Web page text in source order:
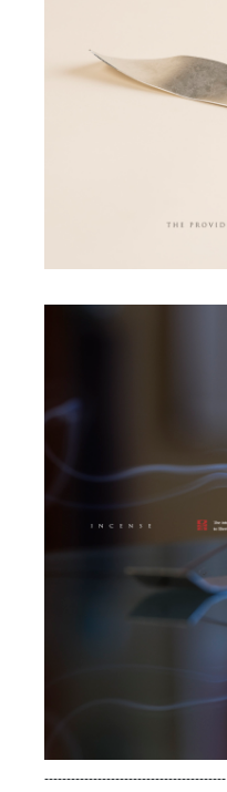
-----------------------------------------